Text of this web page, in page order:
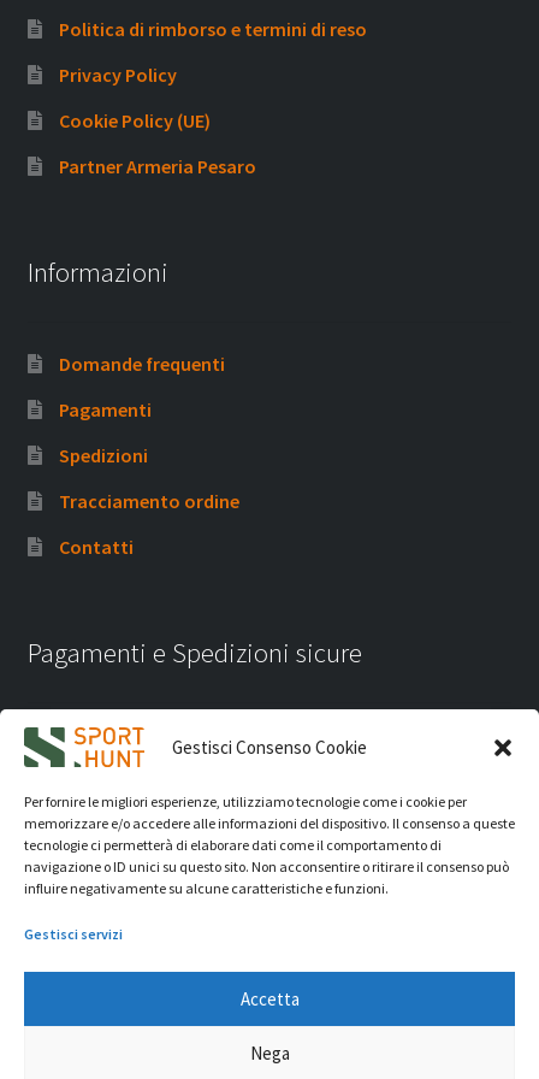
Gestisci Consenso Cookie
Per fornire le migliori esperienze, utilizziamo tecnologie come i cookie per
memorizzare e/o accedere alle informazioni del dispositivo. Il consenso a queste
tecnologie ci permetterà di elaborare dati come il comportamento di
navigazione o ID unici su questo sito. Non acconsentire o ritirare il consenso può
influire negativamente su alcune caratteristiche e funzioni.
Gestisci servizi
Accetta
Nega
Politica di rimborso e termini di reso
Privacy Policy
Cookie Policy (UE)
Partner Armeria Pesaro
Informazioni
Domande frequenti
Pagamenti
Spedizioni
Tracciamento ordine
Contatti
Pagamenti e Spedizioni sicure
iVision Communication S.r.l.- P.Iva 04233830407 - REA: RN
331582 Copyright 2026. Tutti i diritti riservati.